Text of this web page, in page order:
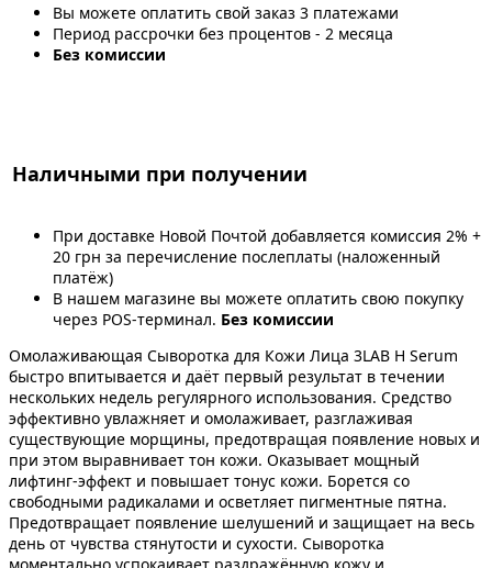
Вы можете оплатить свой заказ 3 платежами
Период рассрочки без процентов - 2 месяца
Без комиссии
Наличными при получении
При доставке Новой Почтой добавляется комиссия 2% +
20 грн за перечисление послеплаты (наложенный
платёж)
В нашем магазине вы можете оплатить свою покупку
через POS-терминал. Без комиссии
Омолаживающая Сыворотка для Кожи Лица 3LAB H Serum
быстро впитывается и даёт первый результат в течении
нескольких недель регулярного использования. Средство
эффективно увлажняет и омолаживает, разглаживая
существующие морщины, предотвращая появление новых и
при этом выравнивает тон кожи. Оказывает мощный
лифтинг-эффект и повышает тонус кожи. Борется со
свободными радикалами и осветляет пигментные пятна.
Предотвращает появление шелушений и защищает на весь
день от чувства стянутости и сухости. Сыворотка